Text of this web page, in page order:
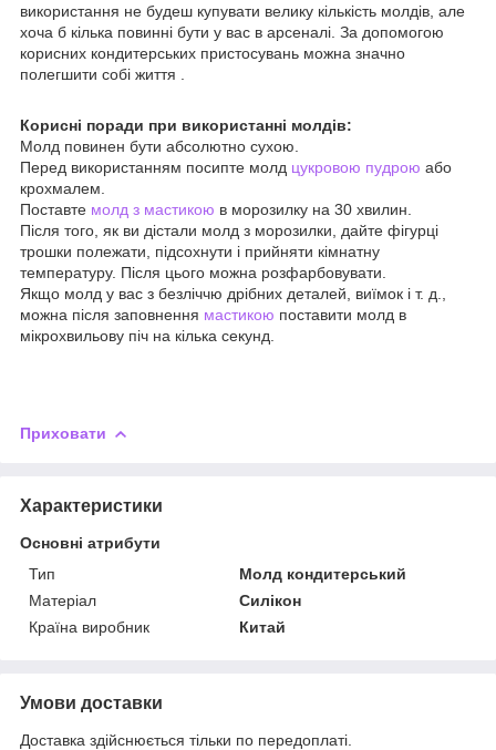
використання не будеш купувати велику кількість молдів, але
хоча б кілька повинні бути у вас в арсеналі. За допомогою
корисних кондитерських пристосувань можна значно
полегшити собі життя .
Корисні поради при використанні молдів:
Молд повинен бути абсолютно сухою.
Перед використанням посипте молд цукровою пудрою або
крохмалем.
Поставте молд з мастикою в морозилку на 30 хвилин.
Після того, як ви дістали молд з морозилки, дайте фігурці
трошки полежати, підсохнути і прийняти кімнатну
температуру. Після цього можна розфарбовувати.
Якщо молд у вас з безліччю дрібних деталей, виїмок і т. д.,
можна після заповнення мастикою поставити молд в
мікрохвильову піч на кілька секунд.
Приховати
Характеристики
Основні атрибути
Тип
Молд кондитерський
Матеріал
Силікон
Країна виробник
Китай
Умови доставки
Доставка здійснюється тільки по передоплаті.